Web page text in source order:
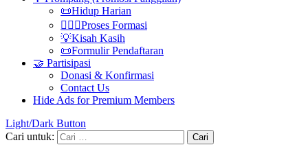
📜Hidup Harian
🚶‍♀️✨Proses Formasi
💡Kisah Kasih
📜Formulir Pendaftaran
🤝 Partisipasi
Donasi & Konfirmasi
Contact Us
Hide Ads for Premium Members
Light/Dark Button
Cari untuk: